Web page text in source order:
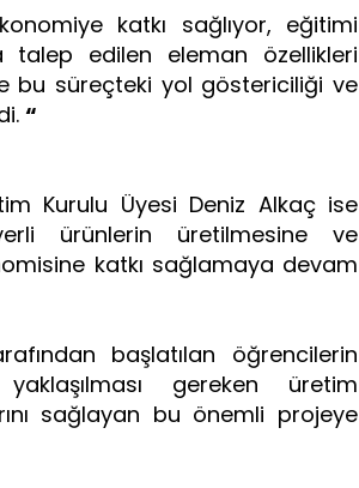
katkı sağlıyor, eğitimi
talep edilen eleman özellikleri
bu süreçteki yol göstericiliği ve
“
Kurulu Üyesi Deniz Alkaç ise
ürünlerin üretilmesine ve
katkı sağlamaya devam
başlatılan öğrencilerin
gereken üretim
sağlayan bu önemli projeye